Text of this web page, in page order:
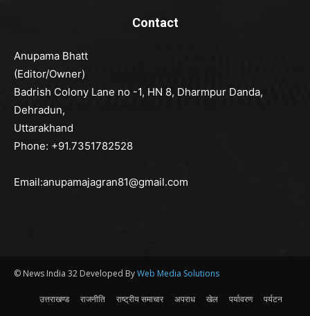
Contact
Anupama Bhatt
(Editor/Owner)
Badrish Colony Lane no -1, HN 8, Dharmpur Danda,
Dehradun,
Uttarakhand
Phone: +91.7351782528
Email:anupamajagran81@gmail.com
© News India 32 Developed ByWeb Media Solutions
उत्तराखण्ड राजनीति राष्ट्रीय समाचार अपराध खेल पर्यावरण पर्यटन